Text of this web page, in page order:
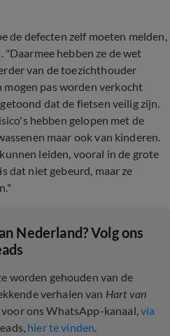
de defecten zelf moeten melden,
hebben ze de wet
van de toezichthouder
mogen pas worden verkocht
dat de fietsen veilig zijn.
hebben gelopen met de
maar ook van kinderen.
leiden, vooral in de grote
dat niet gebeurd, maar ze
Nederland? Volg ons
worden gehouden van de
verhalen van Hart van
voor ons WhatsApp-kanaal,via
hier te vinden.